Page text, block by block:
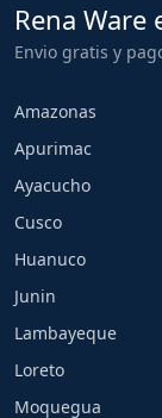
Rena Ware
Envio gratis y
Amazonas
Apurimac
Ayacucho
Cusco
Huanuco
Junin
Lambayeque
Loreto
Moquegua